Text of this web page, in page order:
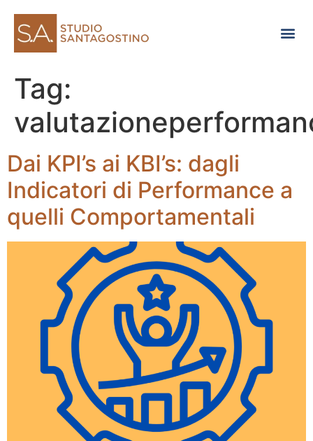
Tag:
Dai KPI’s ai KBI’s: dagli
Indicatori di Performance a
quelli Comportamentali